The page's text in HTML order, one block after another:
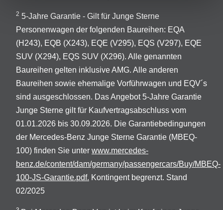
2 5-Jahre Garantie - Gilt für Junge Sterne
Personenwagen der folgenden Baureihen: EQA
(H243), EQB (X243), EQE (V295), EQS (V297), EQE
SUV (X294), EQS SUV (X296). Alle genannten
Baureihen gelten inklusive AMG. Alle anderen
Baureihen sowie ehemalige Vorführwagen und EQV´s
sind ausgeschlossen. Das Angebot 5-Jahre Garantie
Junge Sterne gilt für Kaufvertragsabschluss vom
01.01.2026 bis 30.09.2026. Die Garantiebedingungen
der Mercedes-Benz Junge Sterne Garantie (MBEQ-
100) finden Sie unter www.mercedes-
benz.de/content/dam/germany/passengercars/Buy/MBEQ-
100-JS-Garantie.pdf. Kontingent begrenzt. Stand
02/2025